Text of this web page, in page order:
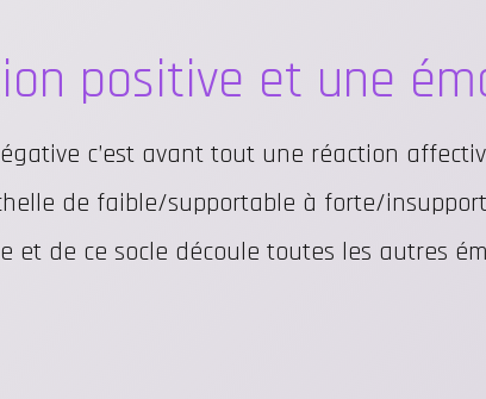
positive et une
c’est avant tout une réaction
de faible/supportable à forte/
et de ce socle découle toutes les autres